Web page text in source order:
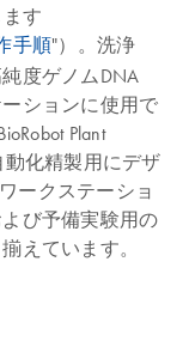
す
手順"）。洗浄
度ゲノムDNA
ションに使用で
Plant
動化精製用にデザ
ークステーショ
び予備実験用の
えています。